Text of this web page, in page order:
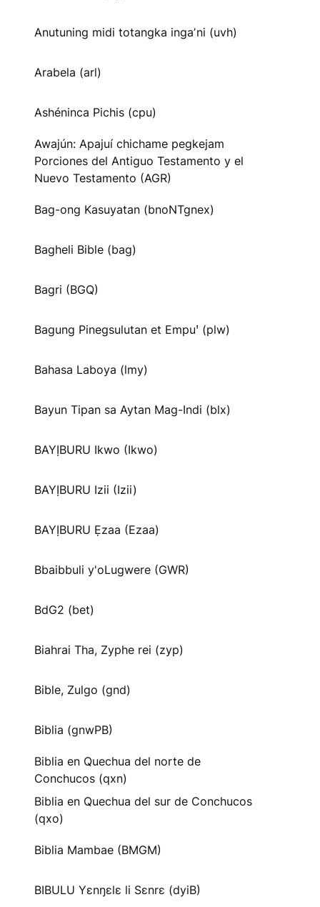
Anutuning midi totangka ingaʼni (uvh)
Arabela (arl)
Ashéninca Pichis (cpu)
Awajún: Apajuí chichame pegkejam
Porciones del Antiguo Testamento y el
Nuevo Testamento (AGR)
Bag-ong Kasuyatan (bnoNTgnex)
Bagheli Bible (bag)
Bagri (BGQ)
Bagung Pinegsulutan et Empuꞌ (plw)
Bahasa Laboya (lmy)
Bayun Tipan sa Aytan Mag-Indi (blx)
BAYỊBURU Ikwo (Ikwo)
BAYỊBURU Izii (Izii)
BAYỊBURU Ẹzaa (Ezaa)
Bbaibbuli y'oLugwere (GWR)
BdG2 (bet)
Biahrai Tha, Zyphe rei (zyp)
Bible, Zulgo (gnd)
Biblia (gnwPB)
Biblia en Quechua del norte de
Conchucos (qxn)
Biblia en Quechua del sur de Conchucos
(qxo)
Biblia Mambae (BMGM)
BIBULU Yɛnŋɛlɛ li Sɛnrɛ (dyiB)